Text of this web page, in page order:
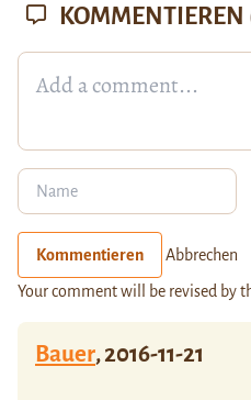
KOMMENTIEREN
Kommentieren Abbrechen
Your comment will be revised by
Bauer,2016-11-21